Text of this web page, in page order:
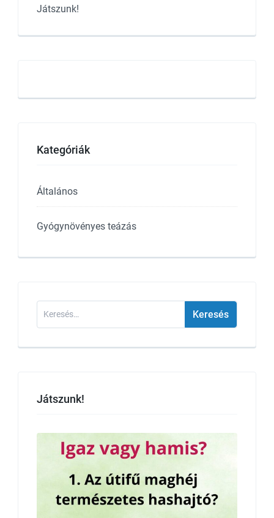
Játszunk!
Kategóriák
Általános
Gyógynövényes teázás
Keresés:
Játszunk!